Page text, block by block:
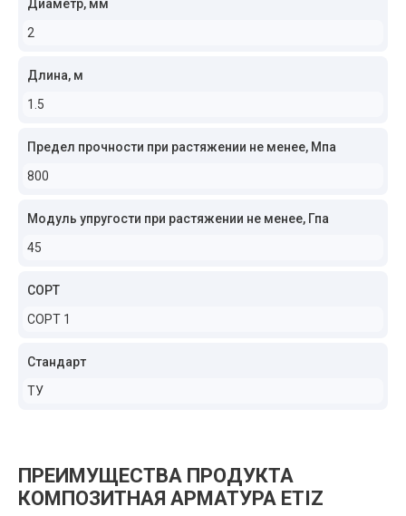
Диаметр, мм
2
Длина, м
1.5
Предел прочности при растяжении не менее, Мпа
800
Модуль упругости при растяжении не менее, Гпа
45
СОРТ
СОРТ 1
Стандарт
ТУ
ПРЕИМУЩЕСТВА ПРОДУКТА
КОМПОЗИТНАЯ АРМАТУРА ETIZ